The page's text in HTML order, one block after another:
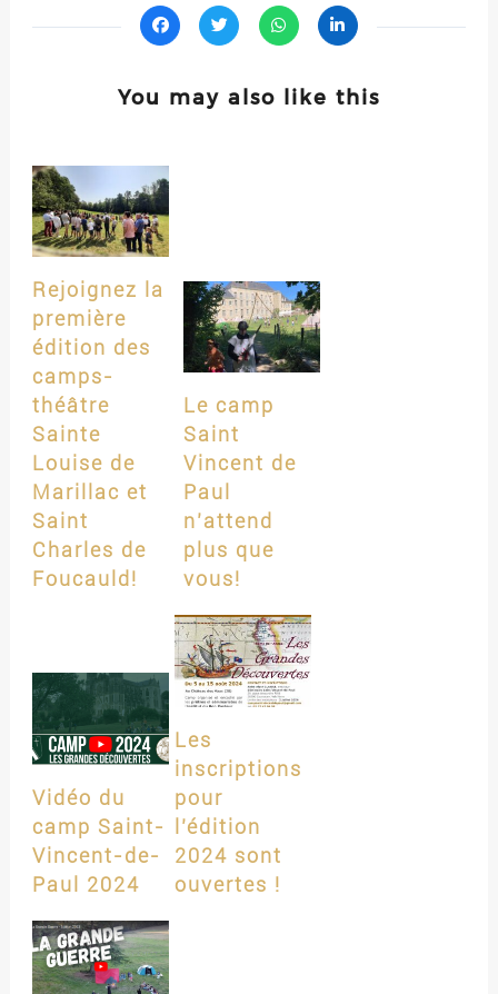
You may also like this
Rejoignez la
première
édition des
camps-
théâtre
Sainte
Louise de
Marillac et
Saint
Charles de
Foucauld!
Le camp
Saint
Vincent de
Paul
n’attend
plus que
vous!
Vidéo du
camp Saint-
Vincent-de-
Paul 2024
Les
inscriptions
pour
l’édition
2024 sont
ouvertes !